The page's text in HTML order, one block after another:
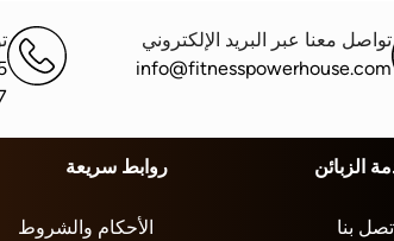
تواصل معنا عبر البريد الإلكتروني
info@fitnesspowerhouse.com
الزبائن
بنا
روابط سريعة
الأحكام والشروط